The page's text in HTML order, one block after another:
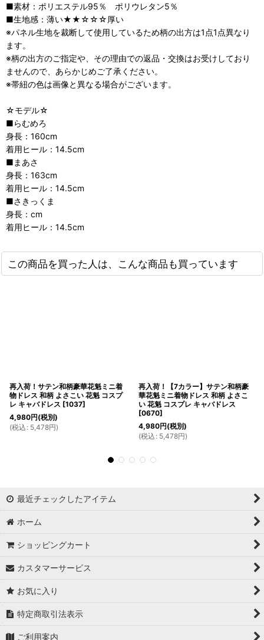
■素材：ポリエステル95％ ポリウレタン5％
■生地感：薄い★★☆☆☆厚い
※パネル生地を裁断して使用しているため柄の出方は1点1点異なり
ます。
※柄の出方のご指定や、その理由での返品・交換はお受けしており
ませんので、あらかじめご了承ください。
※帯紐の色は画像と異なる場合がございます。
☆モデル☆
■らむめろ
身長：160cm
着用ヒール：14.5cm
■まあさ
身長：163cm
着用ヒール：14.5cm
■さきっくま
身長：cm
着用ヒール：14.5cm
この商品を買った人は、こんな商品も買っています
再入荷！サテン和柄豪華花魁ミニ着
物ドレス 和柄 よさこい 花魁 コスプ
レ キャバドレス [1037]
4,980円(税別)
(税込 : 5,478円)
再入荷！【7カラー】サテン和柄豪
華花魁ミニ着物ドレス 和柄 よさこ
い 花魁 コスプレ キャバドレス
[0670]
4,980円(税別)
(税込 : 5,478円)
最近チェックしたアイテム
ホーム
ショッピングカート
カスタマーサービス
お気に入り
特定商取引法表示
ご利用案内